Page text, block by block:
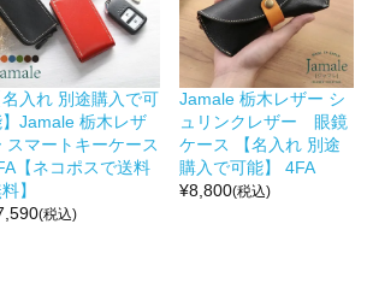
入れ 別途購入で可
Jamale 栃木レザ
スマートキーケース
【ネコポスで送料
】
(税込)
Jamale 栃木レザー シ
ュリンクレザー 眼鏡
ケース 【名入れ 別途
購入で可能】 4FA
¥8,800(税込)